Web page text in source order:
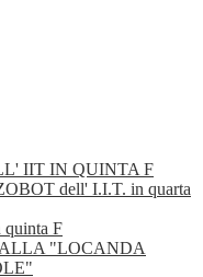
IIT IN QUINTA F
dell' I.I.T. in quarta
quinta F
"LOCANDA